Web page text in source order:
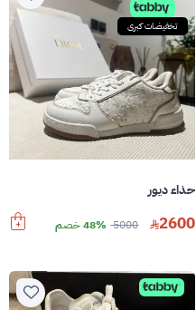
تخفيضات كبرى
حذاء ديور
2600
5000 48% خصم